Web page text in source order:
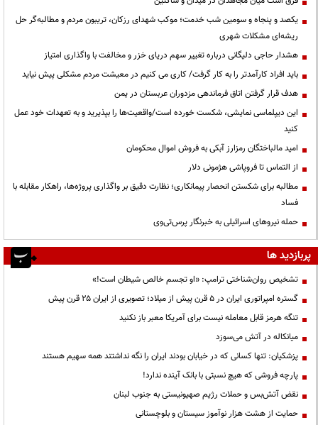
یکصد و پنجاه و سومین شب خدمت؛ موکب شهدای رزکان، تریبون مردم و مطالبه‌گر حل
ریشه‌ای مشکلات شهری
هشدار حاجی دلیگانی درباره تغییر سهم دریای خزر و مخالفت با واگذاری امتیاز
باید افراد کارآمدتر را به کار گرفت/ کاری می کنیم در معیشت مردم مشکلی پیش نیاید
هدف قرار گرفتن اتاق‌ فرماندهی مزدوران عربستان در یمن
این دیپلماسی نمایشی، شکست خورده است/واقعیت‌ها را بپذیرید و به تعهدات خود عمل
کنید
امید مالباختگان رمزارز آبکی به فروش اموال محکومان
از التماس تا فروپاشی هژمونی دلار
مطالبه برای شکستن انحصار پیمانکاری؛ نظارت دقیق بر واگذاری پروژه‌ها، راهکار مقابله با
فساد
حمله نیروهای اسرائیلی به خبرنگار پرس‌تی‌وی
پربازدید ها
تشخیص روان‌شناختی ترامپ: «او تجسم خالص شیطان است!»
گستره امپراتوری ایران در ۵ قرن پیش از میلاد؛ تصویری از ایران ۲۵ قرن پیش
تنگه هرمز قابل معامله نیست برای آمریکا معبر باز نکنید
میانکاله در آتش می‌سوزد
پزشکیان: تنها کسانی که در خیابان بودند ایران را نگه نداشتند همه سهیم هستند
پارچه فروشی که هیچ نسبتی با بانک آینده ندارد!
نقض آتش‌بس و حملات رژیم صهیونیستی به جنوب لبنان
حمایت از هشت هزار نوآموز سیستان و بلوچستانی